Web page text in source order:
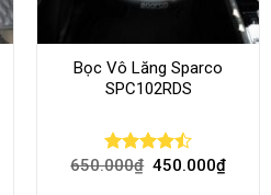
Bọc Vô Lăng Sparco
SPC102RDS
Rated
650.000₫ 450.000₫